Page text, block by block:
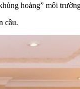
hoảng” môi
cầu.